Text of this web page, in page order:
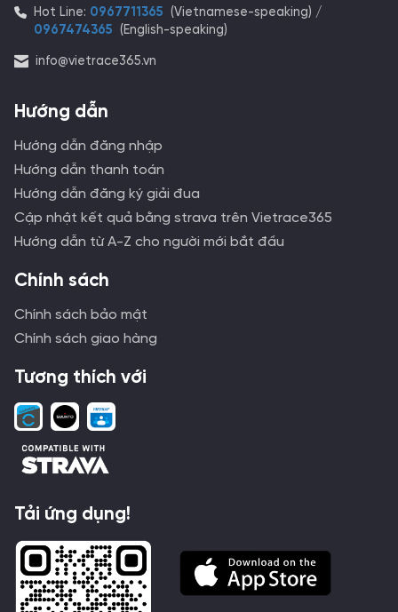
Hot Line: 0967711365 (Vietnamese-speaking) /
0967474365 (English-speaking)
info@vietrace365.vn
Hướng dẫn
Hướng dẫn đăng nhập
Hướng dẫn thanh toán
Hướng dẫn đăng ký giải đua
Cập nhật kết quả bằng strava trên Vietrace365
Hướng dẫn từ A-Z cho người mới bắt đầu
Chính sách
Chính sách bảo mật
Chính sách giao hàng
Tương thích với
Tải ứng dụng!